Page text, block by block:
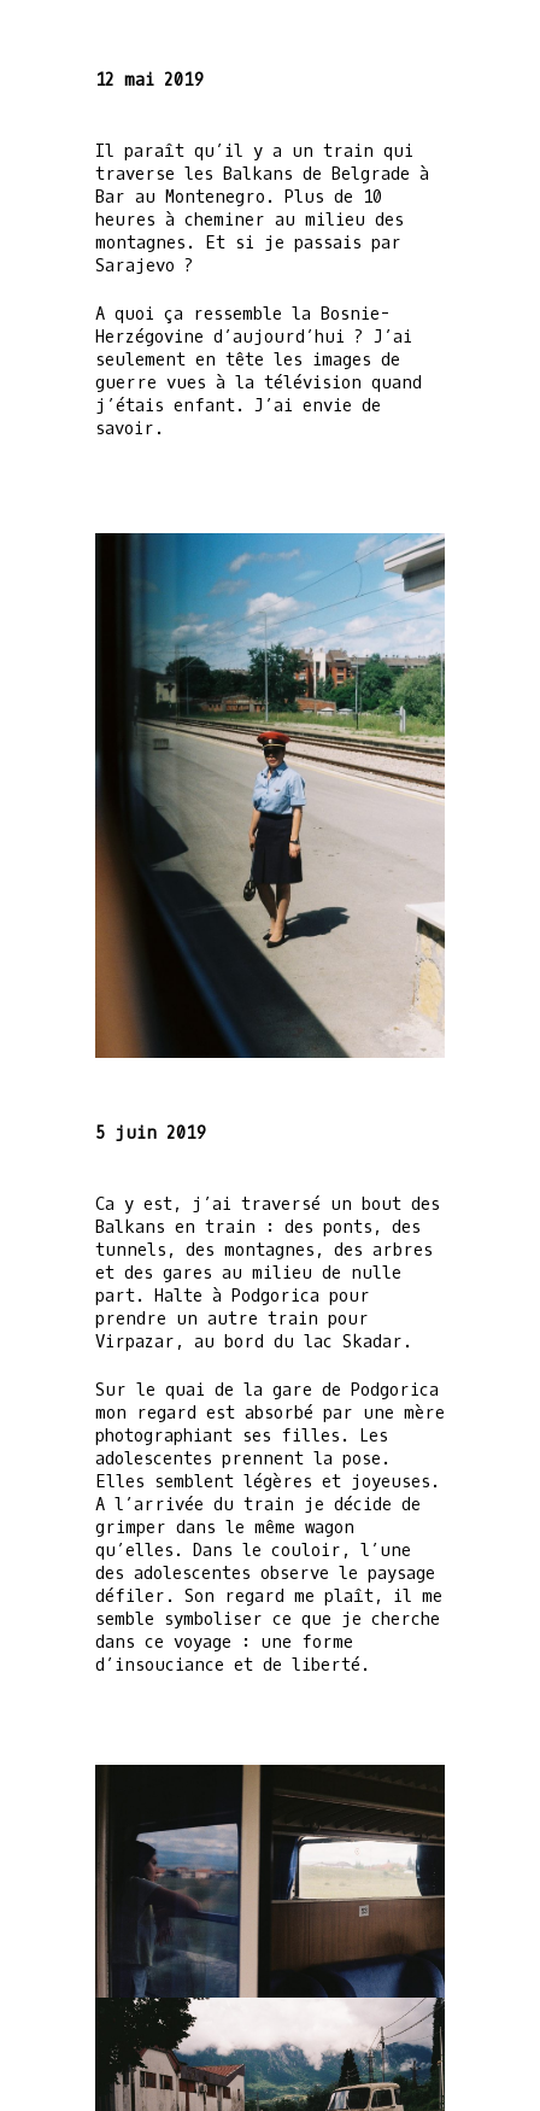
12 mai 2019
Il paraît qu’il y a un train qui
traverse les Balkans de Belgrade à
Bar au Montenegro. Plus de 10
heures à cheminer au milieu des
montagnes. Et si je passais par
Sarajevo ?
A quoi ça ressemble la Bosnie-
Herzégovine d’aujourd’hui ? J’ai
seulement en tête les images de
guerre vues à la télévision quand
j’étais enfant. J’ai envie de
savoir.
5 juin 2019
Ca y est, j’ai traversé un bout des
Balkans en train : des ponts, des
tunnels, des montagnes, des arbres
et des gares au milieu de nulle
part. Halte à Podgorica pour
prendre un autre train pour
Virpazar, au bord du lac Skadar.
Sur le quai de la gare de Podgorica
mon regard est absorbé par une mère
photographiant ses filles. Les
adolescentes prennent la pose.
Elles semblent légères et joyeuses.
A l’arrivée du train je décide de
grimper dans le même wagon
qu’elles. Dans le couloir, l’une
des adolescentes observe le paysage
défiler. Son regard me plaît, il me
semble symboliser ce que je cherche
dans ce voyage : une forme
d’insouciance et de liberté.